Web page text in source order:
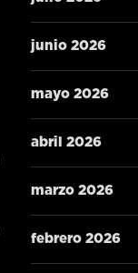
junio 2026
mayo 2026
abril 2026
marzo 2026
febrero 2026